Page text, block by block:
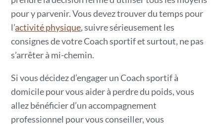
pour y parvenir. Vous devez trouver du temps pour
l’activité physique, suivre sérieusement les
consignes de votre Coach sportif et surtout, ne pas
s’arrêter à mi-chemin.
Si vous décidez d’engager un Coach sportif à
domicile pour vous aider à perdre du poids, vous
allez bénéficier d’un accompagnement
professionnel pour vous conseiller, vous